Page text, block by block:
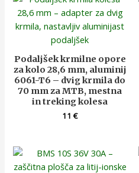
Podaljšek krmilne opore
za kolo 28,6 mm, aluminij
6061-T6 – dvig krmila do
70 mm za MTB, mestna
in treking kolesa
11€